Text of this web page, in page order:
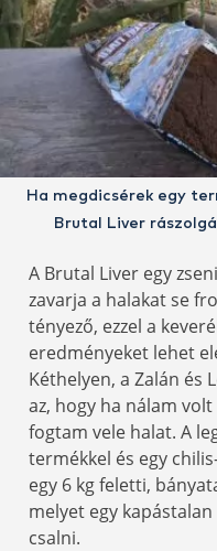
Ha megdicsérek egy
Brutal Liver
A Brutal Liver egy
zavarja a halakat se
tényező, ezzel a
eredményeket lehet
Kéthelyen, a Zalán és
az, hogy ha nálam
fogtam vele halat. A
termékkel és egy
egy 6 kg feletti,
melyet egy
csalni.